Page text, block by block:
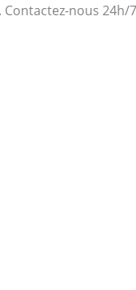
nous